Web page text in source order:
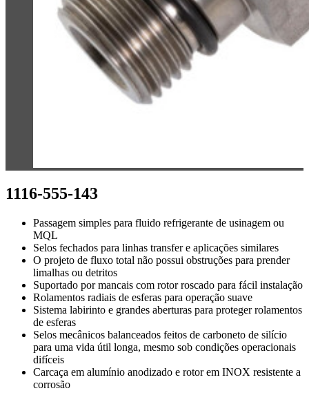
1116-555-143
Passagem simples para fluido refrigerante de usinagem ou
MQL
Selos fechados para linhas transfer e aplicações similares
O projeto de fluxo total não possui obstruções para prender
limalhas ou detritos
Suportado por mancais com rotor roscado para fácil instalação
Rolamentos radiais de esferas para operação suave
Sistema labirinto e grandes aberturas para proteger rolamentos
de esferas
Selos mecânicos balanceados feitos de carboneto de silício
para uma vida útil longa, mesmo sob condições operacionais
difíceis
Carcaça em alumínio anodizado e rotor em INOX resistente a
corrosão